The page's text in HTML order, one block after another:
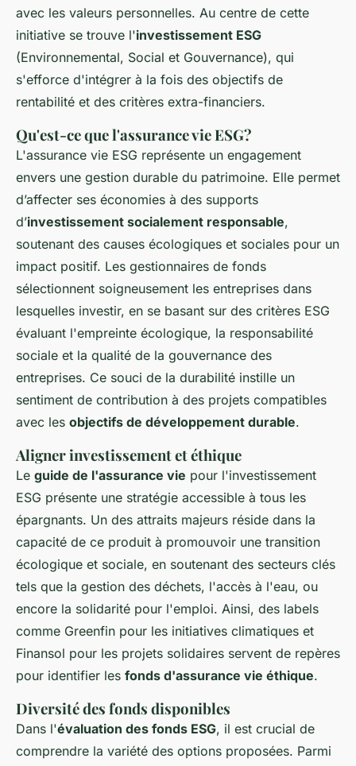
avec les valeurs personnelles. Au centre de cette
initiative se trouve l'investissement ESG
(Environnemental, Social et Gouvernance), qui
s'efforce d'intégrer à la fois des objectifs de
rentabilité et des critères extra-financiers.
Qu'est-ce que l'assurance vie ESG?
L'assurance vie ESG représente un engagement
envers une gestion durable du patrimoine. Elle permet
d’affecter ses économies à des supports
d’investissement socialement responsable,
soutenant des causes écologiques et sociales pour un
impact positif. Les gestionnaires de fonds
sélectionnent soigneusement les entreprises dans
lesquelles investir, en se basant sur des critères ESG
évaluant l'empreinte écologique, la responsabilité
sociale et la qualité de la gouvernance des
entreprises. Ce souci de la durabilité instille un
sentiment de contribution à des projets compatibles
avec les objectifs de développement durable.
Aligner investissement et éthique
Le guide de l'assurance vie pour l'investissement
ESG présente une stratégie accessible à tous les
épargnants. Un des attraits majeurs réside dans la
capacité de ce produit à promouvoir une transition
écologique et sociale, en soutenant des secteurs clés
tels que la gestion des déchets, l'accès à l'eau, ou
encore la solidarité pour l'emploi. Ainsi, des labels
comme Greenfin pour les initiatives climatiques et
Finansol pour les projets solidaires servent de repères
pour identifier les fonds d'assurance vie éthique.
Diversité des fonds disponibles
Dans l'évaluation des fonds ESG, il est crucial de
comprendre la variété des options proposées. Parmi